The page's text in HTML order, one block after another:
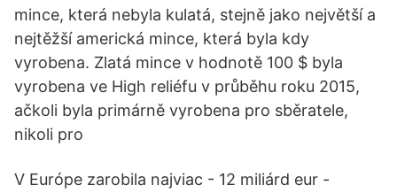
mince, která nebyla kulatá, stejně jako největší a
nejtěžší americká mince, která byla kdy
vyrobena. Zlatá mince v hodnotě 100 $ byla
vyrobena ve High reliéfu v průběhu roku 2015,
ačkoli byla primárně vyrobena pro sběratele,
nikoli pro
V Európe zarobila najviac - 12 miliárd eur -